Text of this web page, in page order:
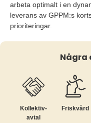
arbeta optimalt i en
leverans av GPPM:s
prioriteringar.
Några
Kollektiv­
avtal
Friskvård